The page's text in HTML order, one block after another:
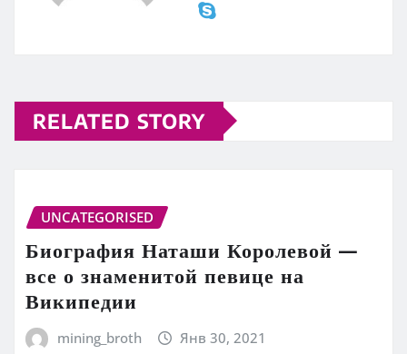
RELATED STORY
UNCATEGORISED
Биография Наташи Королевой —
все о знаменитой певице на
Википедии
mining_broth Янв 30, 2021